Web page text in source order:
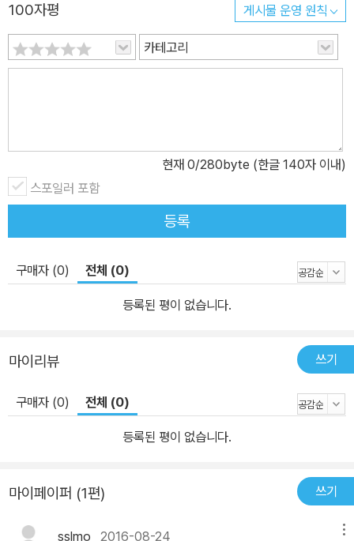
100자평 게시물 운영 원칙
카테고리
현재 0/280byte (한글 140자 이내)
스포일러 포함
등록
구매자 (0) 전체 (0)
등록된 평이 없습니다.
마이리뷰 쓰기
구매자 (0) 전체 (0)
등록된 평이 없습니다.
마이페이퍼 (1편) 쓰기
sslmo 2016-08-24